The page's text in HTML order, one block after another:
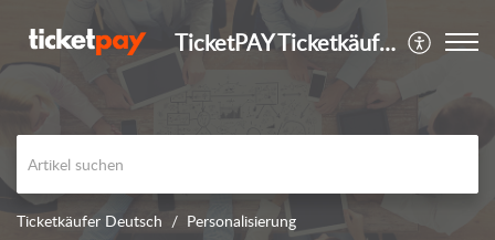
TicketPAY Ticketkäufer
Ticketkäufer Deutsch Personalisierung